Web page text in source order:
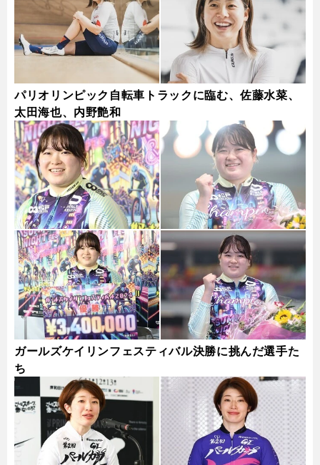
パリオリンピック自転車トラックに臨む、佐藤水菜、
太田海也、内野艶和
ガールズケイリンフェスティバル決勝に挑んだ選手た
ち